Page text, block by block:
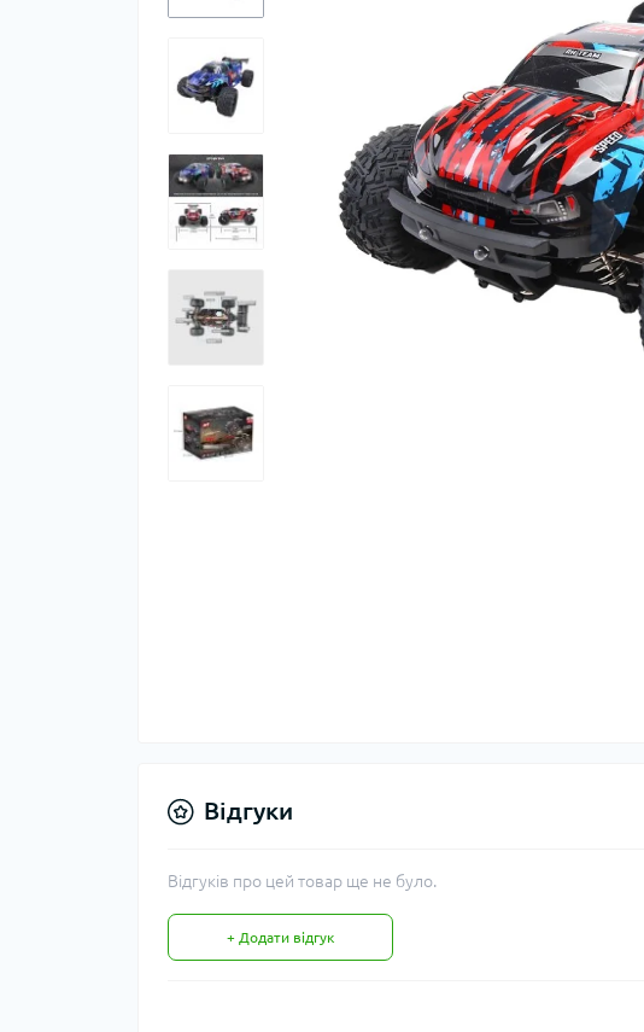
Відгуки
Відгуків про цей товар ще не було.
+ Додати відгук